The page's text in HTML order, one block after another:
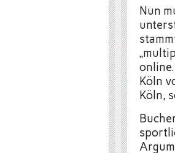
Nun
Köln
Köln,